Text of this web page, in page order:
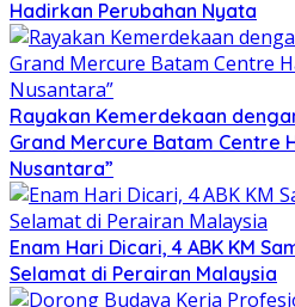
Hadirkan Perubahan Nyata
Rayakan Kemerdekaan
Grand Mercure Batam Centre
Nusantara”
Enam Hari Dicari, 4 ABK KM
Selamat di Perairan Malaysia